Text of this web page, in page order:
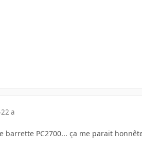
22 a
barrette PC2700... ça me parait